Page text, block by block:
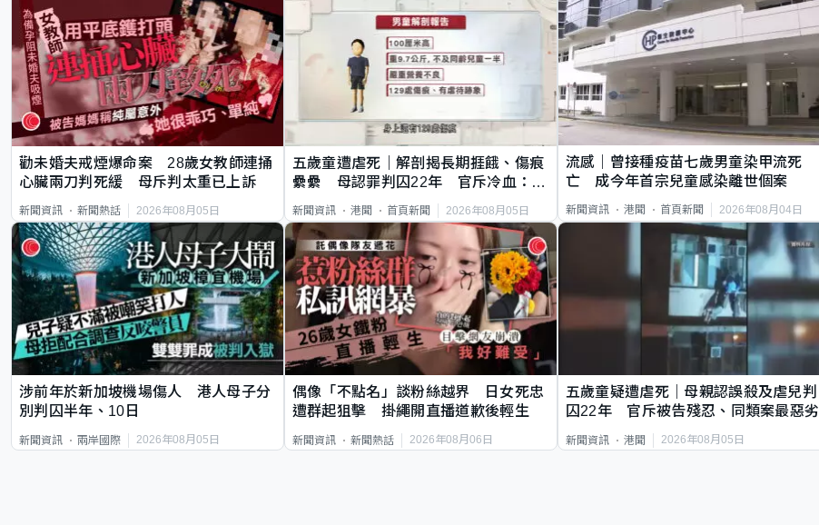
勸未婚夫戒煙爆命案 28歲女教師連捅
心臟兩刀判死緩 母斥判太重已上訴
新聞資訊 新聞熱話 2026年08月05日
五歲童遭虐死｜解剖揭長期捱餓、傷痕
纍纍 母認罪判囚22年 官斥冷血：同
類案最惡劣
新聞資訊 港聞 首頁新聞 2026年08月05日
流感｜曾接種疫苗七歲男童染甲流死
亡 成今年首宗兒童感染離世個案
新聞資訊 港聞 首頁新聞 2026年08月04日
涉前年於新加坡機場傷人 港人母子分
別判囚半年、10日
新聞資訊 兩岸國際 2026年08月05日
偶像「不點名」談粉絲越界 日女死忠
遭群起狙擊 掛繩開直播道歉後輕生
新聞資訊 新聞熱話 2026年08月06日
五歲童疑遭虐死｜母親認誤殺及虐兒判
囚22年 官斥被告殘忍、同類案最惡劣
新聞資訊 港聞 2026年08月05日